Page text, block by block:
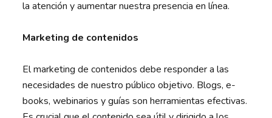
la atención y aumentar nuestra presencia en línea.
Marketing de contenidos
El marketing de contenidos debe responder a las
necesidades de nuestro público objetivo. Blogs, e-
books, webinarios y guías son herramientas efectivas.